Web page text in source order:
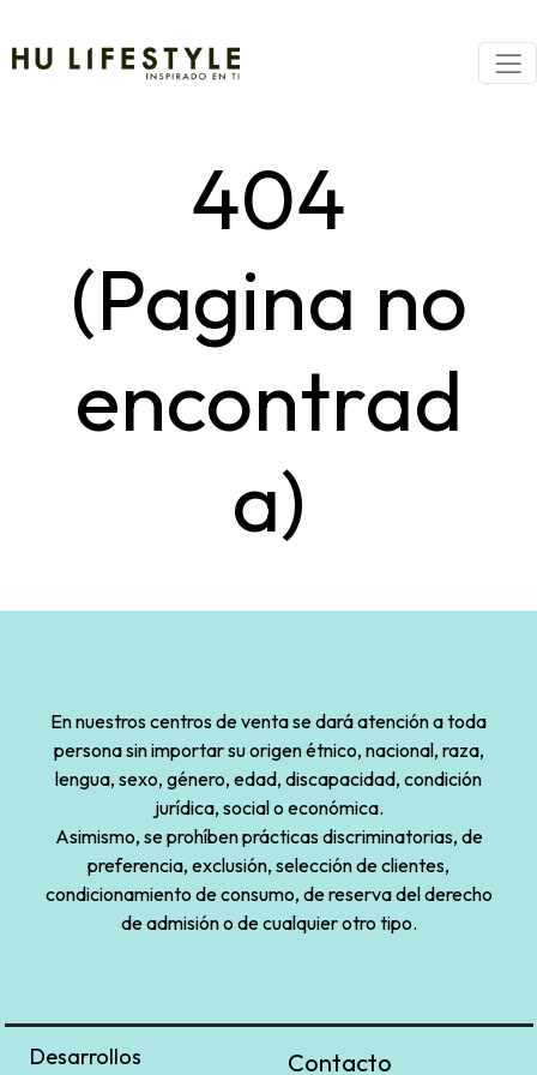
404
(Pagina no
encontrad
a)
En nuestros centros de venta se dará atención a toda
persona sin importar su origen étnico, nacional, raza,
lengua, sexo, género, edad, discapacidad, condición
jurídica, social o económica.
Asimismo, se prohíben prácticas discriminatorias, de
preferencia, exclusión, selección de clientes,
condicionamiento de consumo, de reserva del derecho
de admisión o de cualquier otro tipo.
Desarrollos Contacto